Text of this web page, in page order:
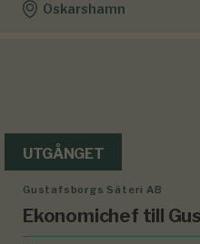
Oskarshamn
UTGÅNGET
Gustafsborgs Säteri AB
Ekonomichef till